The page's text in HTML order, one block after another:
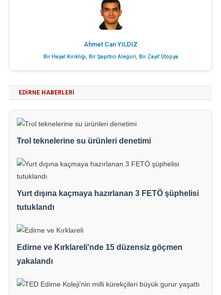
Ahmet Can YILDIZ
Bir Hayal Kırıklığı, Bir Şaşırtıcı Alegori, Bir Zayıf Ütopya
EDIRNE HABERLERI
Trol teknelerine su ürünleri denetimi
Yurt dışına kaçmaya hazırlanan 3 FETÖ şüphelisi
tutuklandı
Edirne ve Kırklareli'nde 15 düzensiz göçmen
yakalandı